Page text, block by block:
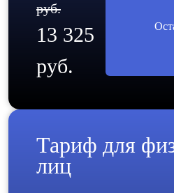
руб.
13 325
руб.
Тариф для
лиц